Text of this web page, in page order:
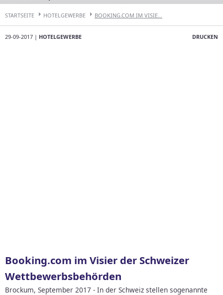
STARTSEITE HOTELGEWERBE BOOKING.COM IM VISIE...
DRUCKEN
29-09-2017 | HOTELGEWERBE
Booking.com im Visier der Schweizer
Wettbewerbsbehörden
Brockum, September 2017 - In der Schweiz stellen sogenannte